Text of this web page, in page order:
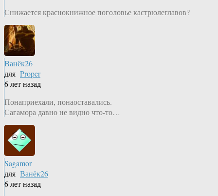
Снижается краснокнижное поголовье кастрюлеглавов?
Ванёк26
для Proper
6 лет назад
Понаприехали, понаоставались.
Сагамора давно не видно что-то…
Sagamor
для Ванёк26
6 лет назад